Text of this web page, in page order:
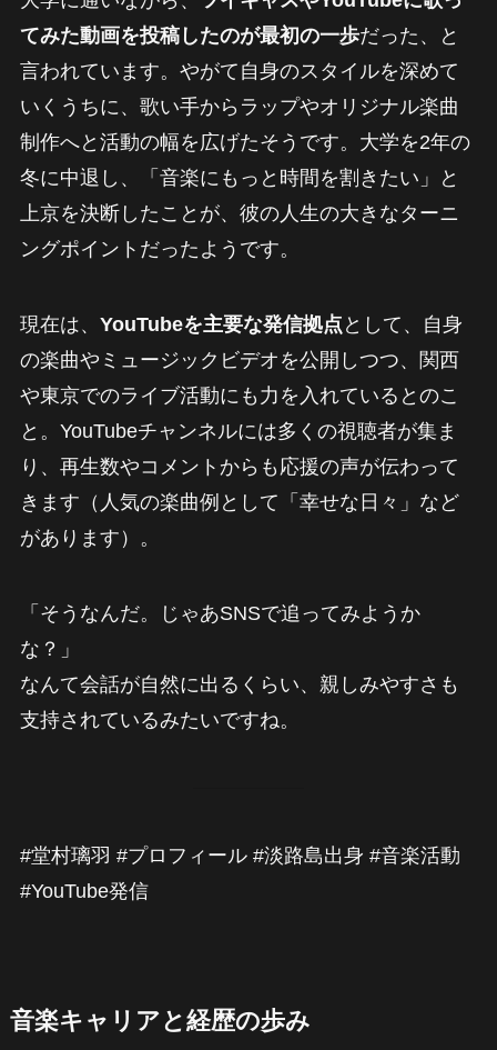
てみた動画を投稿したのが最初の一歩だった、と
言われています。やがて自身のスタイルを深めて
いくうちに、歌い手からラップやオリジナル楽曲
制作へと活動の幅を広げたそうです。大学を2年の
冬に中退し、「音楽にもっと時間を割きたい」と
上京を決断したことが、彼の人生の大きなターニ
ングポイントだったようです。
現在は、 YouTubeを主要な発信拠点 として、自身
の楽曲やミュージックビデオを公開しつつ、関西
や東京でのライブ活動にも力を入れているとのこ
と。YouTubeチャンネルには多くの視聴者が集ま
り、再生数やコメントからも応援の声が伝わって
きます（人気の楽曲例として「幸せな日々」など
があります）。
「そうなんだ。じゃあSNSで追ってみようか
な？」
なんて会話が自然に出るくらい、親しみやすさも
支持されているみたいですね。
#堂村璃羽 #プロフィール #淡路島出身 #音楽活動
#YouTube発信
音楽キャリアと経歴の歩み